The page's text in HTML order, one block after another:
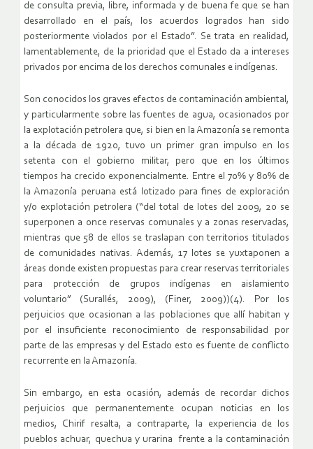
de consulta previa, libre, informada y de buena fe que se han
desarrollado en el país, los acuerdos logrados han sido
posteriormente violados por el Estado”. Se trata en realidad,
lamentablemente, de la prioridad que el Estado da a intereses
privados por encima de los derechos comunales e indígenas.
Son conocidos los graves efectos de contaminación ambiental,
y particularmente sobre las fuentes de agua, ocasionados por
la explotación petrolera que, si bien en la Amazonía se remonta
a la década de 1920, tuvo un primer gran impulso en los
setenta con el gobierno militar, pero que en los últimos
tiempos ha crecido exponencialmente. Entre el 70% y 80% de
la Amazonía peruana está lotizado para fines de exploración
y/o explotación petrolera (“del total de lotes del 2009, 20 se
superponen a once reservas comunales y a zonas reservadas,
mientras que 58 de ellos se traslapan con territorios titulados
de comunidades nativas. Además, 17 lotes se yuxtaponen a
áreas donde existen propuestas para crear reservas territoriales
para protección de grupos indígenas en aislamiento
voluntario” (Surallés, 2009), (Finer, 2009))(4). Por los
perjuicios que ocasionan a las poblaciones que allí habitan y
por el insuficiente reconocimiento de responsabilidad por
parte de las empresas y del Estado esto es fuente de conflicto
recurrente en la Amazonía.
Sin embargo, en esta ocasión, además de recordar dichos
perjuicios que permanentemente ocupan noticias en los
medios, Chirif resalta, a contraparte, la experiencia de los
pueblos achuar, quechua y urarina frente a la contaminación